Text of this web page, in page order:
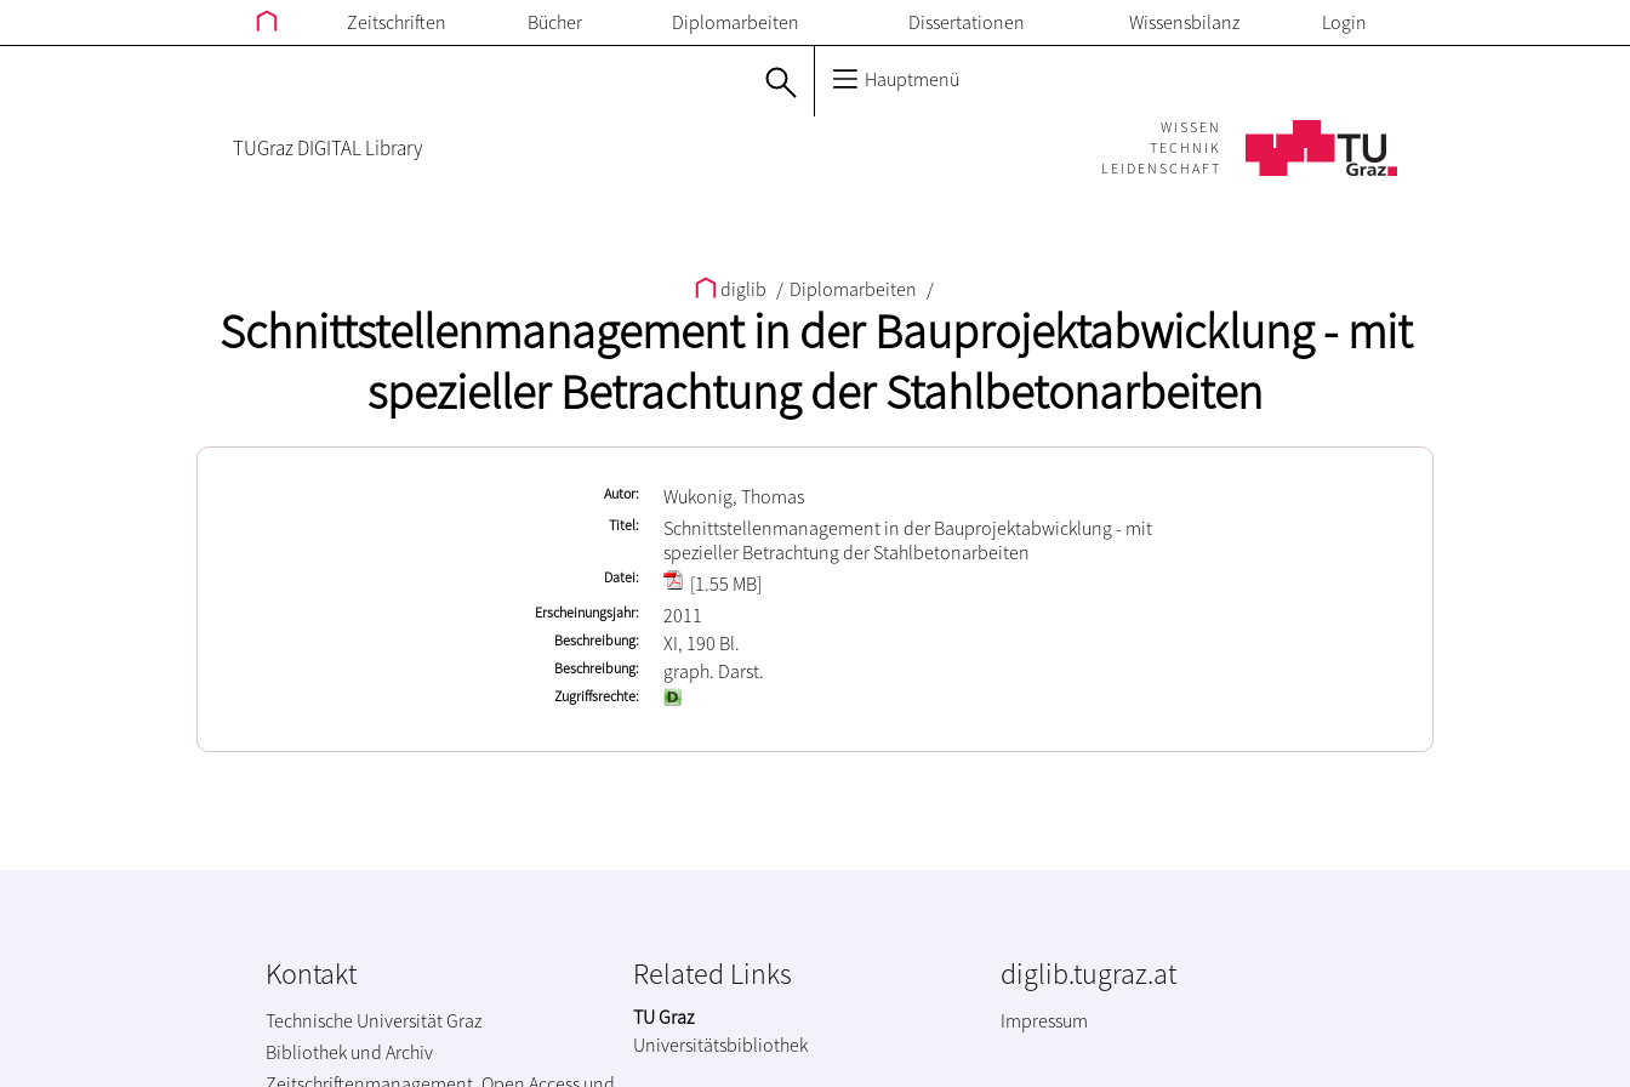
Zeitschriften Bücher Diplomarbeiten Dissertationen Wissensbilanz Login
Hauptmenü
TUGraz DIGITAL Library
WISSEN
TECHNIK
LEIDENSCHAFT
diglib / Diplomarbeiten /
Schnittstellenmanagement in der Bauprojektabwicklung - mit
spezieller Betrachtung der Stahlbetonarbeiten
Autor Wukonig, Thomas
Titel
Schnittstellenmanagement in der Bauprojektabwicklung - mit
spezieller Betrachtung der Stahlbetonarbeiten
Datei [1.55 MB]
Erscheinungsjahr 2011
Beschreibung XI, 190 Bl.
Beschreibung graph. Darst.
Zugriffsrechte
Kontakt
Technische Universität Graz
Bibliothek und Archiv
Related Links
TU Graz
Universitätsbibliothek
diglib.tugraz.at
Impressum